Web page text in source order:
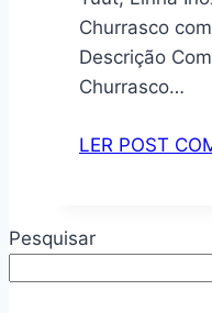
Churrasco
Descrição
Churrasco…
LER POST
Pesquisar